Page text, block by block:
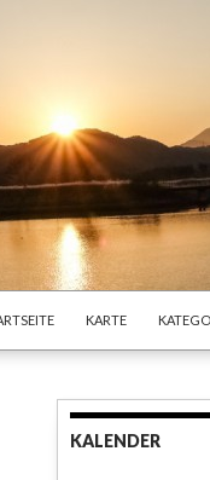
KARTE
KALENDER